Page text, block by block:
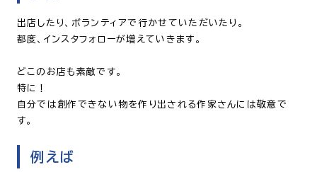
出店したり、ボランティアで行かせていただいたり。
都度、インスタフォローが増えていきます。
どこのお店も素敵です。
特に！
自分では創作できない物を作り出される作家さんには敬意で
す。
例えば